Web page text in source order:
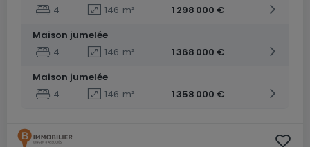
4
146 m²
1 298 000 €
Maison jumelée
4
146 m²
1 368 000 €
Maison jumelée
4
146 m² 1 358 000 €